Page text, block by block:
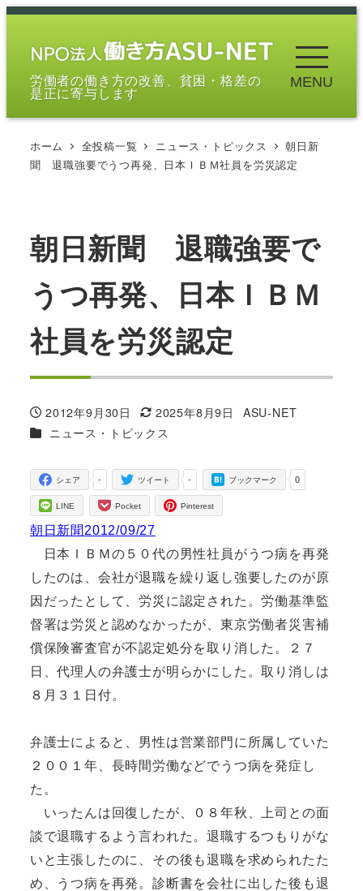
メ
労働者の働き方の改善、貧困・格差の
是正に寄与します
MENU
ホーム 全投稿一覧 ニュース・トピックス
朝日新
聞 退職強要でうつ再発、日本ＩＢＭ社員を労災認定
朝日新聞 退職強要で
うつ再発、日本ＩＢＭ
社員を労災認定
投稿日
2012年9月30日
更新日
2025年8月9日
著
ASU-NET
カテゴリー
ニュース・トピックス
-
シェア -
ツイート 0
ブックマーク
LINE Pocket Pinterest
朝日新聞2012/09/27
日本ＩＢＭの５０代の男性社員がうつ病を再発
したのは、会社が退職を繰り返し強要したのが原
因だったとして、労災に認定された。労働基準監
督署は労災と認めなかったが、東京労働者災害補
償保険審査官が不認定処分を取り消した。２７
日、代理人の弁護士が明らかにした。取り消しは
８月３１日付。
弁護士によると、男性は営業部門に所属していた
２００１年、長時間労働などでうつ病を発症し
た。
いったんは回復したが、０８年秋、上司との面
談で退職するよう言われた。退職するつもりがな
いと主張したのに、その後も退職を求められたた
め、うつ病を再発。診断書を会社に出した後も退